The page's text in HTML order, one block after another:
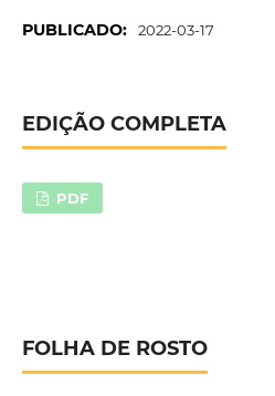
PUBLICADO: 2022-03-17
EDIÇÃO COMPLETA
PDF
FOLHA DE ROSTO